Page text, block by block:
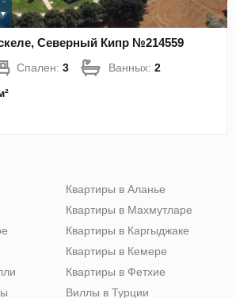
Северный Кипр №214559
Спален:3 Ванных:2
Квартиры в Аланье
Квартиры в Махмутларе
Квартиры в Каргыджаке
Квартиры в Кемере
Квартиры в Фетхие
Виллы в Турции